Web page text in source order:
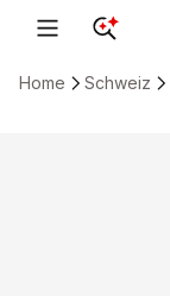
Home Schweiz